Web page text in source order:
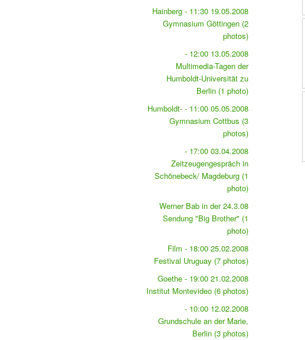
19.05.2008 11:30 - Hainberg
Gymnasium Göttingen (2
photos)
13.05.2008 12:00 -
Multimedia-Tagen der
Humboldt-Universität zu
Berlin (1 photo)
05.05.2008 11:00 - Humboldt-
Gymnasium Cottbus (3
photos)
03.04.2008 17:00 -
Zeitzeugengespräch in
Schönebeck/ Magdeburg (1
photo)
24.3.08 Werner Bab in der
Sendung "Big Brother" (1
photo)
25.02.2008 18:00 - Film
Festival Uruguay (7 photos)
21.02.2008 19:00 - Goethe
Institut Montevideo (6 photos)
12.02.2008 10:00 -
Grundschule an der Marie,
Berlin (3 photos)